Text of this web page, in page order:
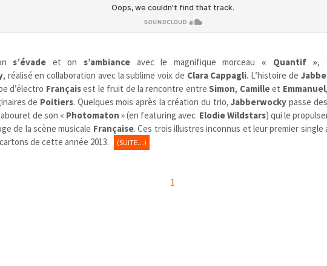
ons’évade et ons’ambiance avec le magnifique morceau « Quantif »,
, réalisé en collaboration avec la sublime voix de Clara Cappagli. L’histoire de
d’électro Françaisest le fruit de la rencontre entreSimon, Camilleet Emmanuel
de Poitiers. Quelques mois après la création du trio,Jabberwocky passe
de son « Photomaton » (en featuring avec Elodie Wildstars) qui le
de la scène musicale Française. Ces trois illustres inconnus et leur premier single
de cette année 2013.
(SUITE…)
1